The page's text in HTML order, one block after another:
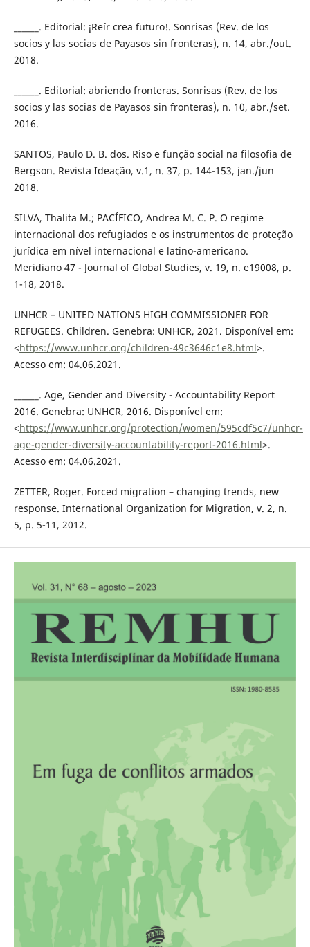
______. Editorial: ¡Reír crea futuro!. Sonrisas (Rev. de los
socios y las socias de Payasos sin fronteras), n. 14, abr./out.
2018.
______. Editorial: abriendo fronteras. Sonrisas (Rev. de los
socios y las socias de Payasos sin fronteras), n. 10, abr./set.
2016.
SANTOS, Paulo D. B. dos. Riso e função social na filosofia de
Bergson. Revista Ideação, v.1, n. 37, p. 144-153, jan./jun
2018.
SILVA, Thalita M.; PACÍFICO, Andrea M. C. P. O regime
internacional dos refugiados e os instrumentos de proteção
jurídica em nível internacional e latino-americano.
Meridiano 47 - Journal of Global Studies, v. 19, n. e19008, p.
1-18, 2018.
UNHCR – UNITED NATIONS HIGH COMMISSIONER FOR
REFUGEES. Children. Genebra: UNHCR, 2021. Disponível em:
<https://www.unhcr.org/children-49c3646c1e8.html>.
Acesso em: 04.06.2021.
______. Age, Gender and Diversity - Accountability Report
2016. Genebra: UNHCR, 2016. Disponível em:
<https://www.unhcr.org/protection/women/595cdf5c7/unhcr-
age-gender-diversity-accountability-report-2016.html>.
Acesso em: 04.06.2021.
ZETTER, Roger. Forced migration – changing trends, new
response. International Organization for Migration, v. 2, n.
5, p. 5-11, 2012.